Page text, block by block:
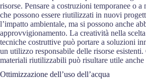
risorse. Pensare a costruzioni temporanee o
che possono essere riutilizzati in nuovi
l’impatto ambientale, ma si possono anche
approvvigionamento. La creatività nella
tecniche costruttive può portare a soluzioni
un utilizzo responsabile delle risorse
materiali riutilizzabili può risultare utile
Ottimizzazione dell’uso dell’acqua